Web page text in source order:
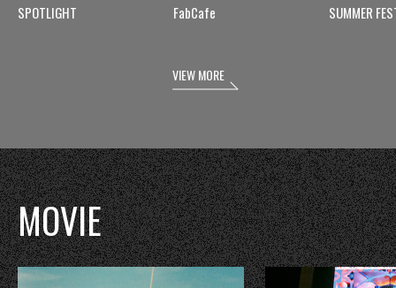
SPOTLIGHT FabCafe SUMMER
VIEW MORE
MOVIE